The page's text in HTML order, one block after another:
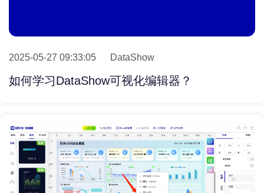
2025-05-27 09:33:05 DataShow
如何学习DataShow可视化编辑器？